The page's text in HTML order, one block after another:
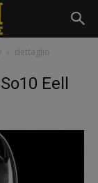
dettaglio
Eell